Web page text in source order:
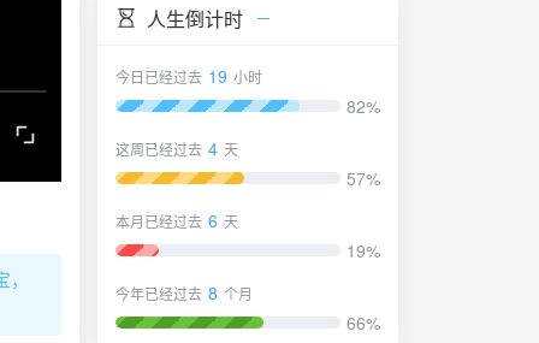
人生倒计时
今日已经过去 19 小时
82%
这周已经过去 4 天
57%
本月已经过去 6 天
19%
今年已经过去 8 个月
66%